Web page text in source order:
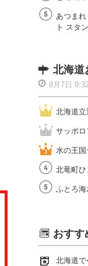
あつま
ト スタ
北海道
8月7日
北海道
サッポロ
水の王国
北竜町ひ
ふとろ海
おすす
北海道